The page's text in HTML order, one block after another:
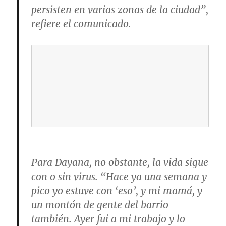
persisten en varias zonas de la ciudad”,
refiere el comunicado.
Para Dayana, no obstante, la vida sigue
con o sin virus. “Hace ya una semana y
pico yo estuve con ‘eso’, y mi mamá, y
un montón de gente del barrio
también. Ayer fui a mi trabajo y lo